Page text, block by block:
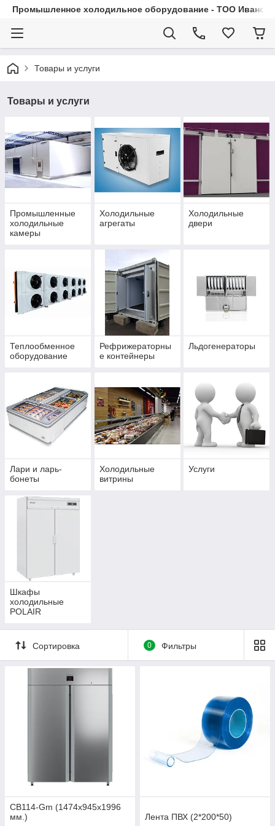
Промышленное холодильное оборудование - ТОО
Товары и услуги
Товары и услуги
Промышленные
холодильные
камеры
Холодильные
агрегаты
Холодильные
двери
Теплообменное
оборудование
Рефрижераторны
е контейнеры
Льдогенераторы
Лари и ларь-
бонеты
Холодильные
витрины
Услуги
Шкафы
холодильные
POLAIR
Сортировка 0 Фильтры
CB114-Gm (1474х945х1996
мм.)
Лента ПВХ (2*200*50)